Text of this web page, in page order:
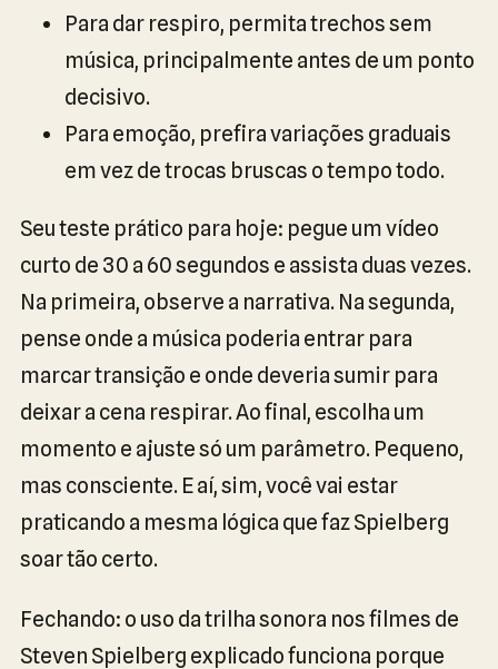
Para dar respiro, permita trechos sem
música, principalmente antes de um ponto
decisivo.
Para emoção, prefira variações graduais
em vez de trocas bruscas o tempo todo.
Seu teste prático para hoje: pegue um vídeo
curto de 30 a 60 segundos e assista duas vezes.
Na primeira, observe a narrativa. Na segunda,
pense onde a música poderia entrar para
marcar transição e onde deveria sumir para
deixar a cena respirar. Ao final, escolha um
momento e ajuste só um parâmetro. Pequeno,
mas consciente. E aí, sim, você vai estar
praticando a mesma lógica que faz Spielberg
soar tão certo.
Fechando: o uso da trilha sonora nos filmes de
Steven Spielberg explicado funciona porque